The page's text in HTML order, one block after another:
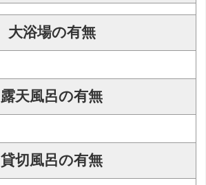
大浴場の有無
露天風呂の有無
貸切風呂の有無